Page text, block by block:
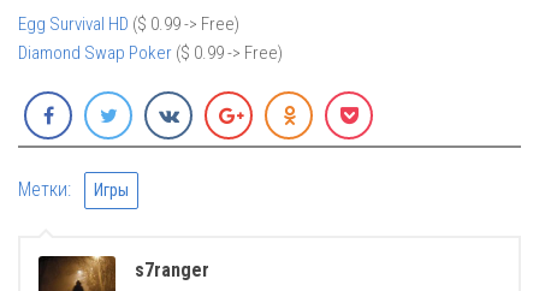
Egg Survival HD ($ 0.99 -> Free)
Diamond Swap Poker ($ 0.99 -> Free)
Метки: Игры
s7ranger